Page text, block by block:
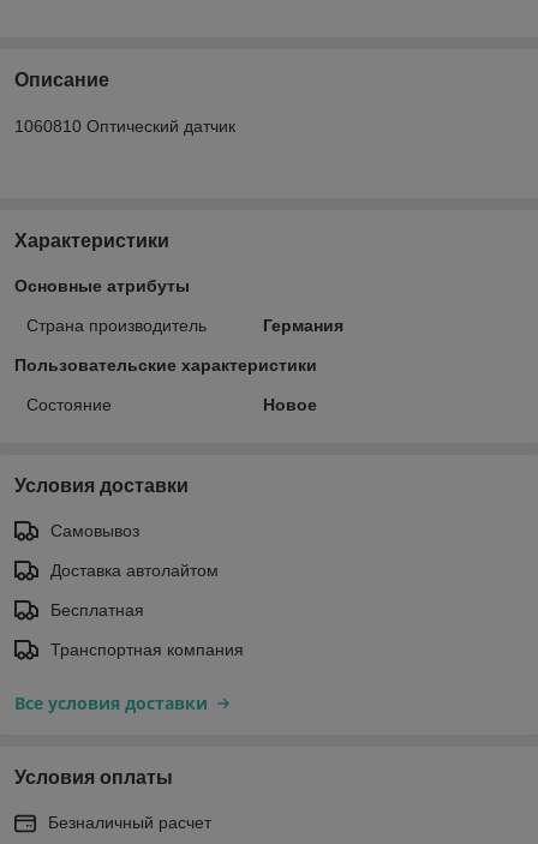
Описание
1060810 Оптический датчик
Характеристики
Основные атрибуты
Страна производитель Германия
Пользовательские характеристики
Состояние Новое
Условия доставки
Самовывоз
Доставка автолайтом
Бесплатная
Транспортная компания
Все условия доставки
Условия оплаты
Безналичный расчет